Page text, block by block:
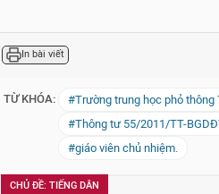
In bài viết
TỪ KHÓA: #Trường trung học phỏ thông
#Thông tư 55/2011/TT-
#giáo viên chủ nhiệm.
CHỦ ĐỀ: TIẾNG DÂN